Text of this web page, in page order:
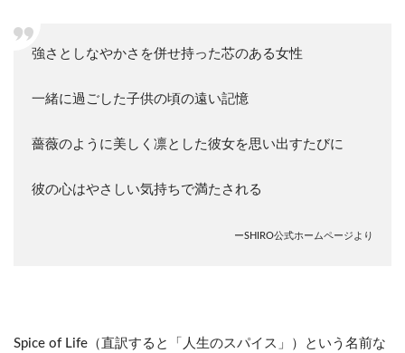
強さとしなやかさを併せ持った芯のある女性
一緒に過ごした子供の頃の遠い記憶
薔薇のように美しく凛とした彼女を思い出すたびに
彼の心はやさしい気持ちで満たされる
ーSHIRO公式ホームページより
Spice of Life（直訳すると「人生のスパイス」）という名前な